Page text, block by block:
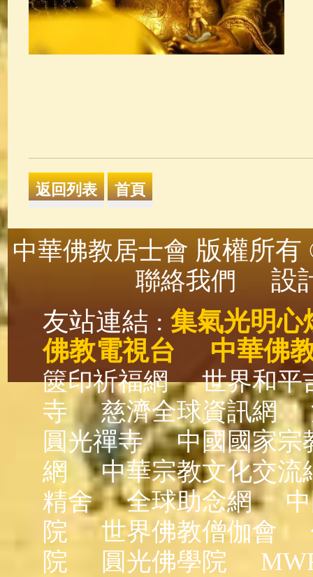
中華佛教居士會 版權所
聯絡我們
設
友站連結 : 集氣光明心
佛教電視台
中華佛
篋印祈福網
世界和平
寺
慈濟全球資訊網
圓光禪寺
中國國家宗
網
中華宗教文化交流
精舍
全球助念網
院
世界佛教僧伽會
院
圓光佛學院